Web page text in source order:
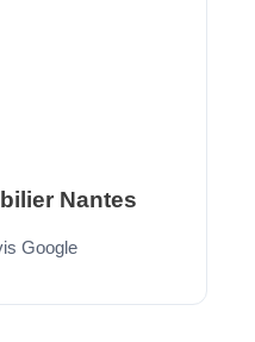
Nantes
Google